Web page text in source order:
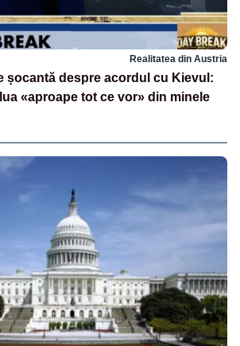
Realitatea din Austria
șocantă despre acordul cu Kievul:
«aproape tot ce vor» din minele